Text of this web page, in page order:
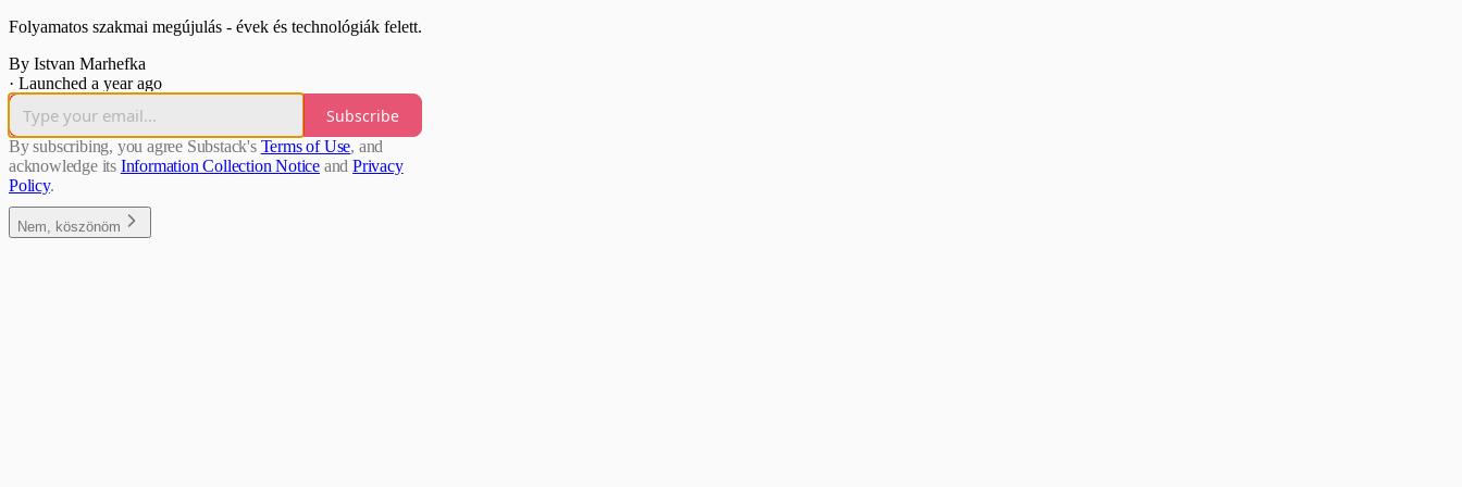
Folyamatos szakmai megújulás - évek és technológiák felett.
By Istvan Marhefka
· Launched a year ago
Subscribe
By subscribing, you agree Substack's Terms of Use, and
acknowledge its Information Collection Notice and Privacy
Policy.
Nem, köszönöm